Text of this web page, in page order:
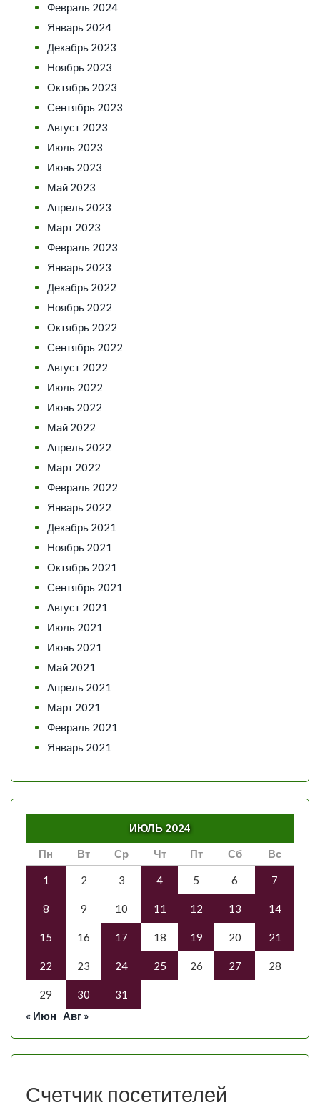
Февраль 2024
Январь 2024
Декабрь 2023
Ноябрь 2023
Октябрь 2023
Сентябрь 2023
Август 2023
Июль 2023
Июнь 2023
Май 2023
Апрель 2023
Март 2023
Февраль 2023
Январь 2023
Декабрь 2022
Ноябрь 2022
Октябрь 2022
Сентябрь 2022
Август 2022
Июль 2022
Июнь 2022
Май 2022
Апрель 2022
Март 2022
Февраль 2022
Январь 2022
Декабрь 2021
Ноябрь 2021
Октябрь 2021
Сентябрь 2021
Август 2021
Июль 2021
Июнь 2021
Май 2021
Апрель 2021
Март 2021
Февраль 2021
Январь 2021
ИЮЛЬ 2024
Пн
Вт Ср Чт Пт Сб Вс
1 2 3 4 5 6 7
8 9 10 11 12 13 14
15 16 17 18 19 20 21
22 23 24 25 26 27 28
29 30
31
« Июн
Авг »
Счетчик посетителей